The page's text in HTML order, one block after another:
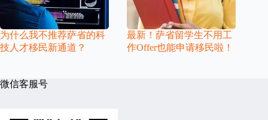
为什么我不推荐萨省的科
技人才移民新通道？
最新！萨省留学生不用工
作Offer也能申请移民啦！
微信客服号